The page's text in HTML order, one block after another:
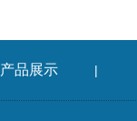
产品展示 |